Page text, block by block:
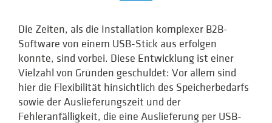
Die Zeiten, als die Installation komplexer B2B-
Software von einem USB-Stick aus erfolgen
konnte, sind vorbei. Diese Entwicklung ist einer
Vielzahl von Gründen geschuldet: Vor allem sind
hier die Flexibilität hinsichtlich des Speicherbedarfs
sowie der Auslieferungszeit und der
Fehleranfälligkeit, die eine Auslieferung per USB-